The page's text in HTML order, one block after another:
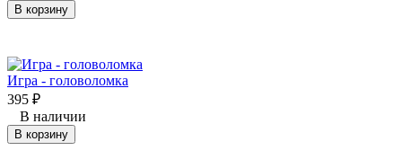
В корзину
Игра - головоломка
395 ₽
В наличии
В корзину